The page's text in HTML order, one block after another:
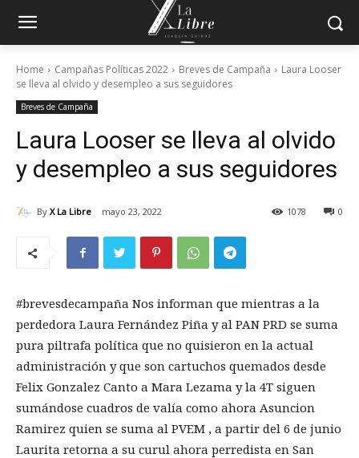
Home Campañas Políticas 2022 Breves de Campaña
Laura Looser
se lleva al olvido y desempleo a sus seguidores
Breves de Campaña
Laura Looser se lleva al olvido
y desempleo a sus seguidores
By X La Libre mayo 23, 2022 0
1078
#brevesdecampaña Nos informan que mientras a la
perdedora Laura Fernández Piña y al PAN PRD se suma
pura piltrafa política que no quisieron en la actual
administración y que son cartuchos quemados desde
Felix Gonzalez Canto a Mara Lezama y la 4T siguen
sumándose cuadros de valía como ahora Asuncion
Ramirez quien se suma al PVEM , a partir del 6 de junio
Laurita retorna a su curul ahora perredista en San